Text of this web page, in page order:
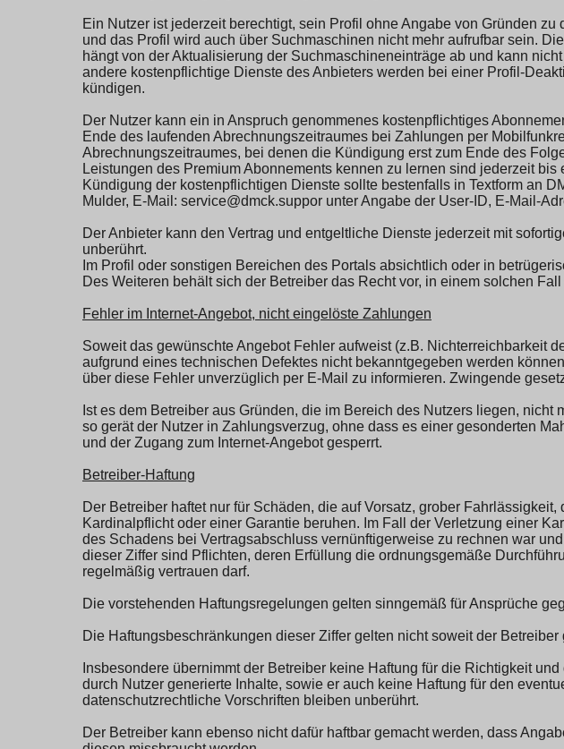
Ein Nutzer ist jederzeit berechtigt, sein Profil ohne Angabe von Gründen
und das Profil wird auch über Suchmaschinen nicht mehr aufrufbar sein.
hängt von der Aktualisierung der Suchmaschineneinträge ab und kann
andere kostenpflichtige Dienste des Anbieters werden bei einer Profil-
kündigen.
Der Nutzer kann ein in Anspruch genommenes kostenpflichtiges
Ende des laufenden Abrechnungszeitraumes bei Zahlungen per
Abrechnungszeitraumes, bei denen die Kündigung erst zum Ende des
Leistungen des Premium Abonnements kennen zu lernen sind jederzeit
Kündigung der kostenpflichtigen Dienste sollte bestenfalls in Textform an
Mulder, E-Mail: service@dmck.suppor unter Angabe der User-ID, E-Mail-
Der Anbieter kann den Vertrag und entgeltliche Dienste jederzeit mit
unberührt.
Im Profil oder sonstigen Bereichen des Portals absichtlich oder in
Des Weiteren behält sich der Betreiber das Recht vor, in einem solchen
Fehler im Internet-Angebot, nicht eingelöste Zahlungen
Soweit das gewünschte Angebot Fehler aufweist (z.B. Nichterreichbarkeit
aufgrund eines technischen Defektes nicht bekanntgegeben werden
über diese Fehler unverzüglich per E-Mail zu informieren. Zwingende
Ist es dem Betreiber aus Gründen, die im Bereich des Nutzers liegen,
so gerät der Nutzer in Zahlungsverzug, ohne dass es einer gesonderten
und der Zugang zum Internet-Angebot gesperrt.
Betreiber-Haftung
Der Betreiber haftet nur für Schäden, die auf Vorsatz, grober
Kardinalpflicht oder einer Garantie beruhen. Im Fall der Verletzung einer
des Schadens bei Vertragsabschluss vernünftigerweise zu rechnen war
dieser Ziffer sind Pflichten, deren Erfüllung die ordnungsgemäße
regelmäßig vertrauen darf.
Die vorstehenden Haftungsregelungen gelten sinngemäß für Ansprüche
Die Haftungsbeschränkungen dieser Ziffer gelten nicht soweit der
Insbesondere übernimmt der Betreiber keine Haftung für die Richtigkeit
durch Nutzer generierte Inhalte, sowie er auch keine Haftung für den
datenschutzrechtliche Vorschriften bleiben unberührt.
Der Betreiber kann ebenso nicht dafür haftbar gemacht werden, dass